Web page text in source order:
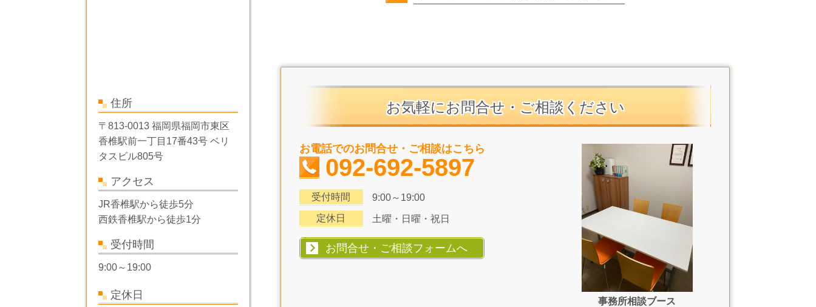
お気軽にお問合せ・ご相談ください
事務所相談ブース
お電話でのお問合せ・ご相談はこちら
092-692-5897
受付時間 9:00～19:00
定休日 土曜・日曜・祝日
お問合せ・ご相談フォームへ
住所
〒813-0013 福岡県福岡市東区
香椎駅前一丁目17番43号 ベリ
タスビル805号
アクセス
JR香椎駅から徒歩5分
西鉄香椎駅から徒歩1分
受付時間
9:00～19:00
定休日